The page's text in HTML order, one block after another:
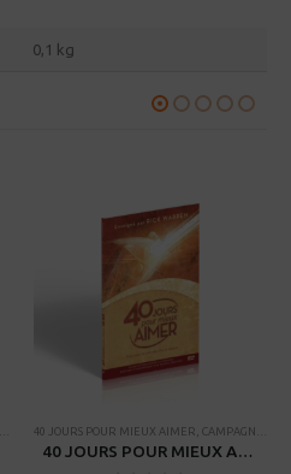
0,1 kg
40 JOURS POUR MIEUX AIMER, CAMPAGNES
40 JOURS POUR MIEUX AIMER – Guide d’étude